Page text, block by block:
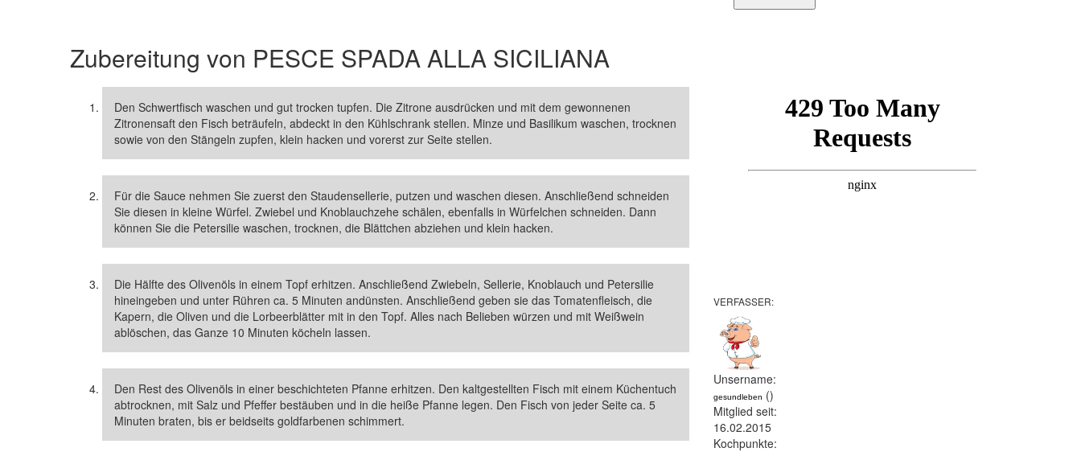
Zubereitung von PESCE SPADA ALLA SICILIANA
Den Schwertfisch waschen und gut trocken tupfen. Die Zitrone ausdrücken und mit dem gewonnenen
Zitronensaft den Fisch beträufeln, abdeckt in den Kühlschrank stellen. Minze und Basilikum waschen, trocknen
sowie von den Stängeln zupfen, klein hacken und vorerst zur Seite stellen.
Für die Sauce nehmen Sie zuerst den Staudensellerie, putzen und waschen diesen. Anschließend schneiden
Sie diesen in kleine Würfel. Zwiebel und Knoblauchzehe schälen, ebenfalls in Würfelchen schneiden. Dann
können Sie die Petersilie waschen, trocknen, die Blättchen abziehen und klein hacken.
Die Hälfte des Olivenöls in einem Topf erhitzen. Anschließend Zwiebeln, Sellerie, Knoblauch und Petersilie
hineingeben und unter Rühren ca. 5 Minuten andünsten. Anschließend geben sie das Tomatenfleisch, die
Kapern, die Oliven und die Lorbeerblätter mit in den Topf. Alles nach Belieben würzen und mit Weißwein
ablöschen, das Ganze 10 Minuten köcheln lassen.
Den Rest des Olivenöls in einer beschichteten Pfanne erhitzen. Den kaltgestellten Fisch mit einem Küchentuch
abtrocknen, mit Salz und Pfeffer bestäuben und in die heiße Pfanne legen. Den Fisch von jeder Seite ca. 5
Minuten braten, bis er beidseits goldfarbenen schimmert.
VERFASSER:
Unsername:
gesundleben ()
Mitglied seit:
16.02.2015
Kochpunkte: